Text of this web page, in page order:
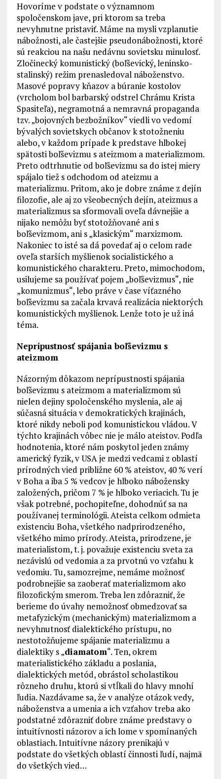
Hovoríme v podstate o významnom
spoločenskom jave, pri ktorom sa treba
nevyhnutne pristaviť. Máme na mysli vzplanutie
nábožnosti, ale častejšie pseudonábožnosti, ktoré
sú reakciou na našu nedávnu sovietsku minulosť.
Zločinecký komunistický (boľševický, leninsko-
stalinský) režim prenasledoval náboženstvo.
Masové popravy kňazov a búranie kostolov
(vrcholom bol barbarský odstrel Chrámu Krista
Spasiteľa), negramotná a nemravná propaganda
tzv. „bojovných bezbožníkov“ viedli vo vedomí
bývalých sovietskych občanov k stotožneniu
alebo, v každom prípade k predstave hlbokej
spätosti boľševizmu s ateizmom a materializmom.
Preto odtrhnutie od boľševizmu sa do istej miery
spájalo tiež s odchodom od ateizmu a
materializmu. Pritom, ako je dobre známe z dejín
filozofie, ale aj zo všeobecných dejín, ateizmus a
materializmus sa sformovali oveľa dávnejšie a
nijako nemôžu byť stotožňované ani s
boľševizmom, ani s „klasickým“ marxizmom.
Nakoniec to isté sa dá povedať aj o celom rade
oveľa starších myšlienok socialistického a
komunistického charakteru. Preto, mimochodom,
usilujeme sa používať pojem „boľševizmus“, nie
„komunizmus“, lebo práve v čase víťazného
boľševizmu sa začala krvavá realizácia niektorých
komunistických myšlienok. Lenže toto je už iná
téma.
Neprípustnosť spájania boľševizmu s
ateizmom
Názorným dôkazom neprípustnosti spájania
boľševizmu s ateizmom a materializmom sú
nielen dejiny spoločenského myslenia, ale aj
súčasná situácia v demokratických krajinách,
ktoré nikdy neboli pod komunistickou vládou. V
týchto krajinách vôbec nie je málo ateistov. Podľa
hodnotenia, ktoré nám poskytol jeden známy
americký fyzik, v USA je medzi vedcami z oblastí
prírodných vied približne 60 % ateistov, 40 % verí
v Boha a iba 5 % vedcov je hlboko nábožensky
založených, pričom 7 % je hlboko veriacich. Tu je
však potrebné, pochopiteľne, dohodnúť sa na
používanej terminológii. Ateista celkom odmieta
existenciu Boha, všetkého nadprirodzeného,
všetkého mimo prírody. Ateista, prirodzene, je
materialistom, t. j. považuje existenciu sveta za
nezávislú od vedomia a za prvotnú vo vzťahu k
vedomiu. Tu, samozrejme, nemáme možnosť
podrobnejšie sa zaoberať materializmom ako
filozofickým smerom. Treba len zdôrazniť, že
berieme do úvahy nemožnosť obmedzovať sa
metafyzickým (mechanickým) materializmom a
nevyhnutnosť dialektického prístupu, no
nestotožňujeme spájanie materializmu a
dialektiky s „diamatom“. Ten, okrem
materialistického základu a poslania,
dialektických metód, obrástol scholastikou
rôzneho druhu, ktorú si vtĺkali do hlavy mnohí
ľudia. Nazdávame sa, že v analýze otázok vedy,
náboženstva a umenia a ich vzťahov treba ako
podstatné zdôrazniť dobre známe predstavy o
intuitívnosti názorov a ich lome v spomínaných
oblastiach. Intuitívne názory prenikajú v
podstate do všetkých oblastí činnosti ľudí, najmä
do všetkých vied…